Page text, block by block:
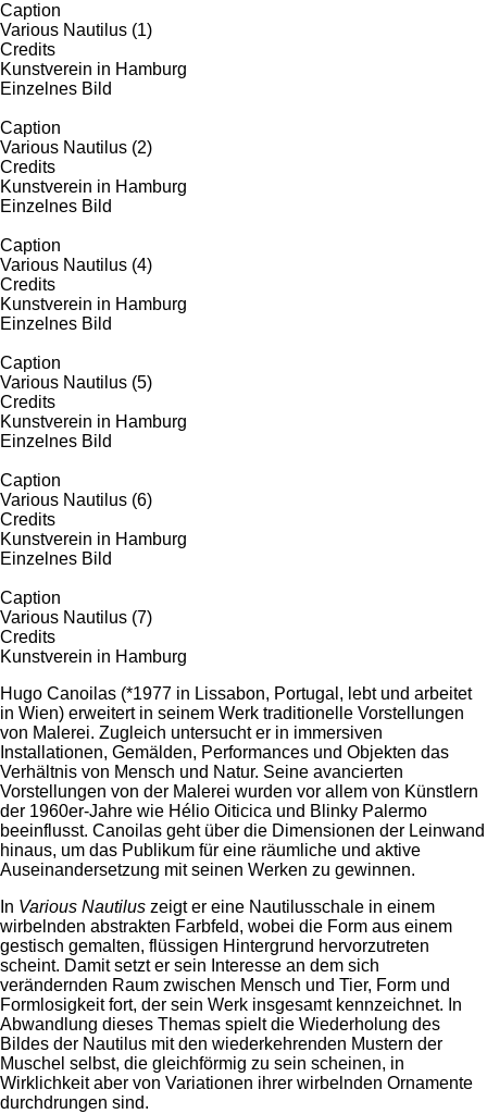
Caption
Various Nautilus (1)
Credits
Kunstverein in Hamburg
Einzelnes Bild
Caption
Various Nautilus (2)
Credits
Kunstverein in Hamburg
Einzelnes Bild
Caption
Various Nautilus (4)
Credits
Kunstverein in Hamburg
Einzelnes Bild
Caption
Various Nautilus (5)
Credits
Kunstverein in Hamburg
Einzelnes Bild
Caption
Various Nautilus (6)
Credits
Kunstverein in Hamburg
Einzelnes Bild
Caption
Various Nautilus (7)
Credits
Kunstverein in Hamburg
Hugo Canoilas (*1977 in Lissabon, Portugal, lebt und arbeitet
in Wien) erweitert in seinem Werk traditionelle Vorstellungen
von Malerei. Zugleich untersucht er in immersiven
Installationen, Gemälden, Performances und Objekten das
Verhältnis von Mensch und Natur. Seine avancierten
Vorstellungen von der Malerei wurden vor allem von Künstlern
der 1960er-Jahre wie Hélio Oiticica und Blinky Palermo
beeinflusst. Canoilas geht über die Dimensionen der Leinwand
hinaus, um das Publikum für eine räumliche und aktive
Auseinandersetzung mit seinen Werken zu gewinnen.
In Various Nautilus zeigt er eine Nautilusschale in einem
wirbelnden abstrakten Farbfeld, wobei die Form aus einem
gestisch gemalten, flüssigen Hintergrund hervorzutreten
scheint. Damit setzt er sein Interesse an dem sich
verändernden Raum zwischen Mensch und Tier, Form und
Formlosigkeit fort, der sein Werk insgesamt kennzeichnet. In
Abwandlung dieses Themas spielt die Wiederholung des
Bildes der Nautilus mit den wiederkehrenden Mustern der
Muschel selbst, die gleichförmig zu sein scheinen, in
Wirklichkeit aber von Variationen ihrer wirbelnden Ornamente
durchdrungen sind.